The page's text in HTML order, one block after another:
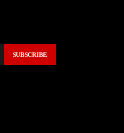
SUBSCRIBE